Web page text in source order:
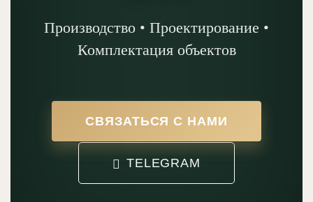
Производство • Проектирование •
Комплектация объектов
СВЯЗАТЬСЯ С НАМИ
TELEGRAM